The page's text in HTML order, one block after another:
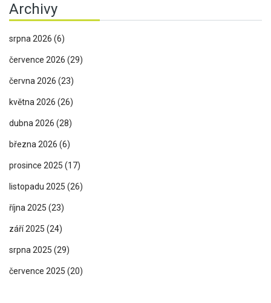
Archivy
srpna 2026 (6)
července 2026 (29)
června 2026 (23)
května 2026 (26)
dubna 2026 (28)
března 2026 (6)
prosince 2025 (17)
listopadu 2025 (26)
října 2025 (23)
září 2025 (24)
srpna 2025 (29)
července 2025 (20)